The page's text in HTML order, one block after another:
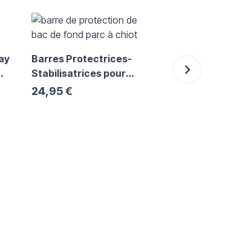
directement à la navigation dans le carrousel à
Barres Protectrices-
Stabilisatrices pour
Parc Modulaire
24,95 €